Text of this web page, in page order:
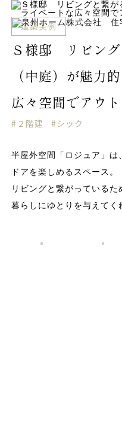
建築実例
Ｓ様邸 リビング
（中庭）が魅力
広々空間でアウ
#２階建 #シック
半屋外空間「ロジュア」は
ドアを楽しめるスペース。
リビングと繋がっているた
暮らしにゆとりを与えてく